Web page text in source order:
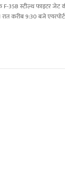
35B स्टील्थ फाइटर जेट
करीब 9:30 बजे